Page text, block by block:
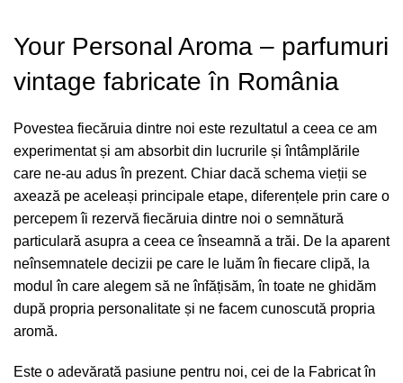
Your Personal Aroma – parfumuri
vintage fabricate în România
Povestea fiecăruia dintre noi este rezultatul a ceea ce am
experimentat și am absorbit din lucrurile și întâmplările
care ne-au adus în prezent. Chiar dacă schema vieții se
axează pe aceleași principale etape, diferențele prin care o
percepem îi rezervă fiecăruia dintre noi o semnătură
particulară asupra a ceea ce înseamnă a trăi. De la aparent
neînsemnatele decizii pe care le luăm în fiecare clipă, la
modul în care alegem să ne înfățisăm, în toate ne ghidăm
după propria personalitate și ne facem cunoscută propria
aromă.
Este o adevărată pasiune pentru noi, cei de la Fabricat în